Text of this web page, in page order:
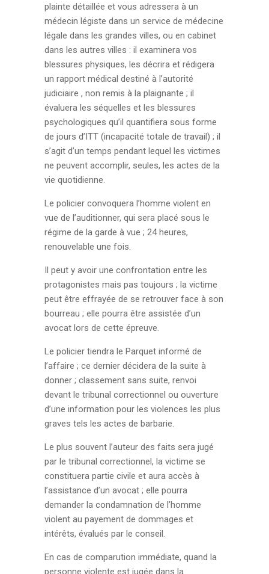
plainte détaillée et vous adressera à un
médecin légiste dans un service de médecine
légale dans les grandes villes, ou en cabinet
dans les autres villes : il examinera vos
blessures physiques, les décrira et rédigera
un rapport médical destiné à l’autorité
judiciaire , non remis à la plaignante ; il
évaluera les séquelles et les blessures
psychologiques qu’il quantifiera sous forme
de jours d’ITT (incapacité totale de travail) ; il
s’agit d’un temps pendant lequel les victimes
ne peuvent accomplir, seules, les actes de la
vie quotidienne.
Le policier convoquera l’homme violent en
vue de l’auditionner, qui sera placé sous le
régime de la garde à vue ; 24 heures,
renouvelable une fois.
Il peut y avoir une confrontation entre les
protagonistes mais pas toujours ; la victime
peut être effrayée de se retrouver face à son
bourreau ; elle pourra être assistée d’un
avocat lors de cette épreuve.
Le policier tiendra le Parquet informé de
l’affaire ; ce dernier décidera de la suite à
donner ; classement sans suite, renvoi
devant le tribunal correctionnel ou ouverture
d’une information pour les violences les plus
graves tels les actes de barbarie.
Le plus souvent l’auteur des faits sera jugé
par le tribunal correctionnel, la victime se
constituera partie civile et aura accès à
l’assistance d’un avocat ; elle pourra
demander la condamnation de l’homme
violent au payement de dommages et
intérêts, évalués par le conseil.
En cas de comparution immédiate, quand la
personne violente est jugée dans la